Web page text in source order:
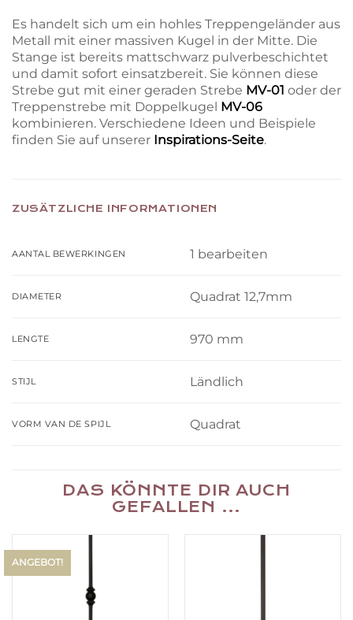
Es handelt sich um ein hohles Treppengeländer aus
Metall mit einer massiven Kugel in der Mitte. Die
Stange ist bereits mattschwarz pulverbeschichtet
und damit sofort einsatzbereit. Sie können diese
Strebe gut mit einer geraden Strebe MV-01 oder der
Treppenstrebe mit Doppelkugel MV-06
kombinieren. Verschiedene Ideen und Beispiele
finden Sie auf unserer Inspirations-Seite.
ZUSÄTZLICHE INFORMATIONEN
AANTAL BEWERKINGEN 1 bearbeiten
DIAMETER Quadrat 12,7mm
LENGTE 970 mm
STIJL Ländlich
VORM VAN DE SPIJL Quadrat
DAS KÖNNTE DIR AUCH
GEFALLEN …
ANGEBOT!